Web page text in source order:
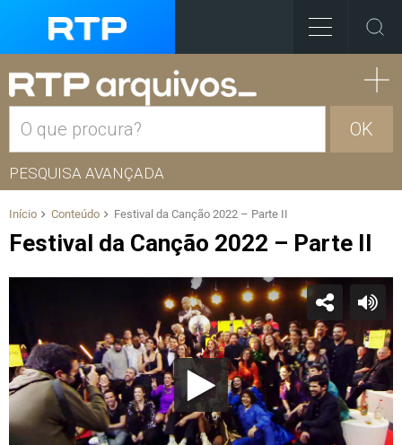
OK
PESQUISA AVANÇADA
Início Conteúdo Festival da Canção 2022 – Parte II
Festival da Canção 2022 – Parte II